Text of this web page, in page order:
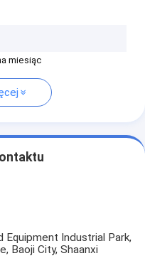
miesiąc
Equipment Industrial Park,
Baoji City, Shaanxi